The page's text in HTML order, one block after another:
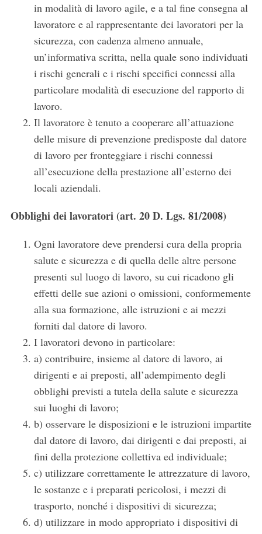
in modalità di lavoro agile, e a tal fine consegna al
lavoratore e al rappresentante dei lavoratori per la
sicurezza, con cadenza almeno annuale,
un’informativa scritta, nella quale sono individuati
i rischi generali e i rischi specifici connessi alla
particolare modalità di esecuzione del rapporto di
lavoro.
Il lavoratore è tenuto a cooperare all’attuazione
delle misure di prevenzione predisposte dal datore
di lavoro per fronteggiare i rischi connessi
all’esecuzione della prestazione all’esterno dei
locali aziendali.
Obblighi dei lavoratori (art. 20 D. Lgs. 81/2008)
Ogni lavoratore deve prendersi cura della propria
salute e sicurezza e di quella delle altre persone
presenti sul luogo di lavoro, su cui ricadono gli
effetti delle sue azioni o omissioni, conformemente
alla sua formazione, alle istruzioni e ai mezzi
forniti dal datore di lavoro.
I lavoratori devono in particolare:
a) contribuire, insieme al datore di lavoro, ai
dirigenti e ai preposti, all’adempimento degli
obblighi previsti a tutela della salute e sicurezza
sui luoghi di lavoro;
b) osservare le disposizioni e le istruzioni impartite
dal datore di lavoro, dai dirigenti e dai preposti, ai
fini della protezione collettiva ed individuale;
c) utilizzare correttamente le attrezzature di lavoro,
le sostanze e i preparati pericolosi, i mezzi di
trasporto, nonché i dispositivi di sicurezza;
d) utilizzare in modo appropriato i dispositivi di